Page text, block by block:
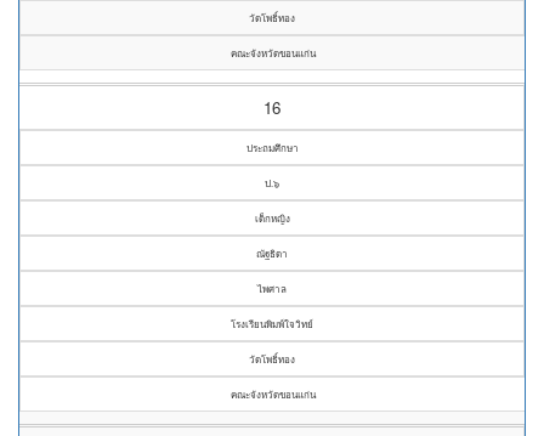
วัดโพธิ์ทอง
คณะจังหวัดขอนแก่น
16
ประถมศึกษา
ป.๖
เด็กหญิง
ณัฐธิดา
ไพศาล
โรงเรียนพิมพ์ใจวิทย์
วัดโพธิ์ทอง
คณะจังหวัดขอนแก่น